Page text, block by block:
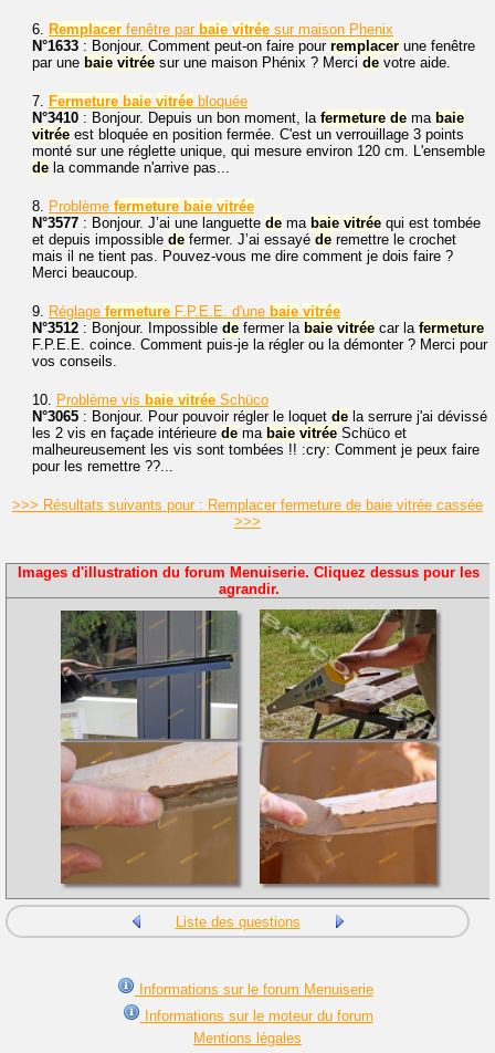
6. Remplacer fenêtre par baie vitrée sur maison Phenix
N°1633 : Bonjour. Comment peut-on faire pour remplacer une fenêtre
par une baie vitrée sur une maison Phénix ? Merci de votre aide.
7. Fermeture baie vitrée bloquée
N°3410 : Bonjour. Depuis un bon moment, la fermeture de ma baie
vitrée est bloquée en position fermée. C'est un verrouillage 3 points
monté sur une réglette unique, qui mesure environ 120 cm. L'ensemble
de la commande n'arrive pas...
8. Problème fermeture baie vitrée
N°3577 : Bonjour. J’ai une languette de ma baie vitrée qui est tombée
et depuis impossible de fermer. J’ai essayé de remettre le crochet
mais il ne tient pas. Pouvez-vous me dire comment je dois faire ?
Merci beaucoup.
9. Réglage fermeture F.P.E.E. d'une baie vitrée
N°3512 : Bonjour. Impossible de fermer la baie vitrée car la fermeture
F.P.E.E. coince. Comment puis-je la régler ou la démonter ? Merci pour
vos conseils.
10. Problème vis baie vitrée Schüco
N°3065 : Bonjour. Pour pouvoir régler le loquet de la serrure j'ai dévissé
les 2 vis en façade intérieure de ma baie vitrée Schüco et
malheureusement les vis sont tombées !! :cry: Comment je peux faire
pour les remettre ??...
>>> Résultats suivants pour : Remplacer fermeture de baie vitrée cassée
>>>
Images d'illustration du forum Menuiserie. Cliquez dessus pour les
agrandir.
Liste des questions
Informations sur le forum Menuiserie
Informations sur le moteur du forum
Mentions légales